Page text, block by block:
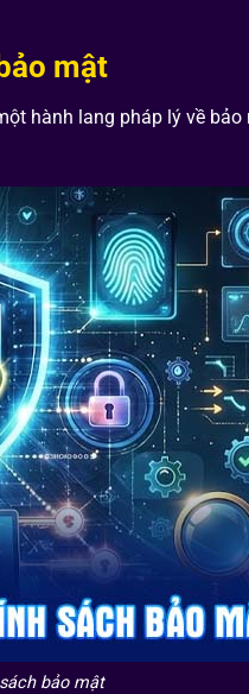
mật
hành lang pháp lý về
bảo mật